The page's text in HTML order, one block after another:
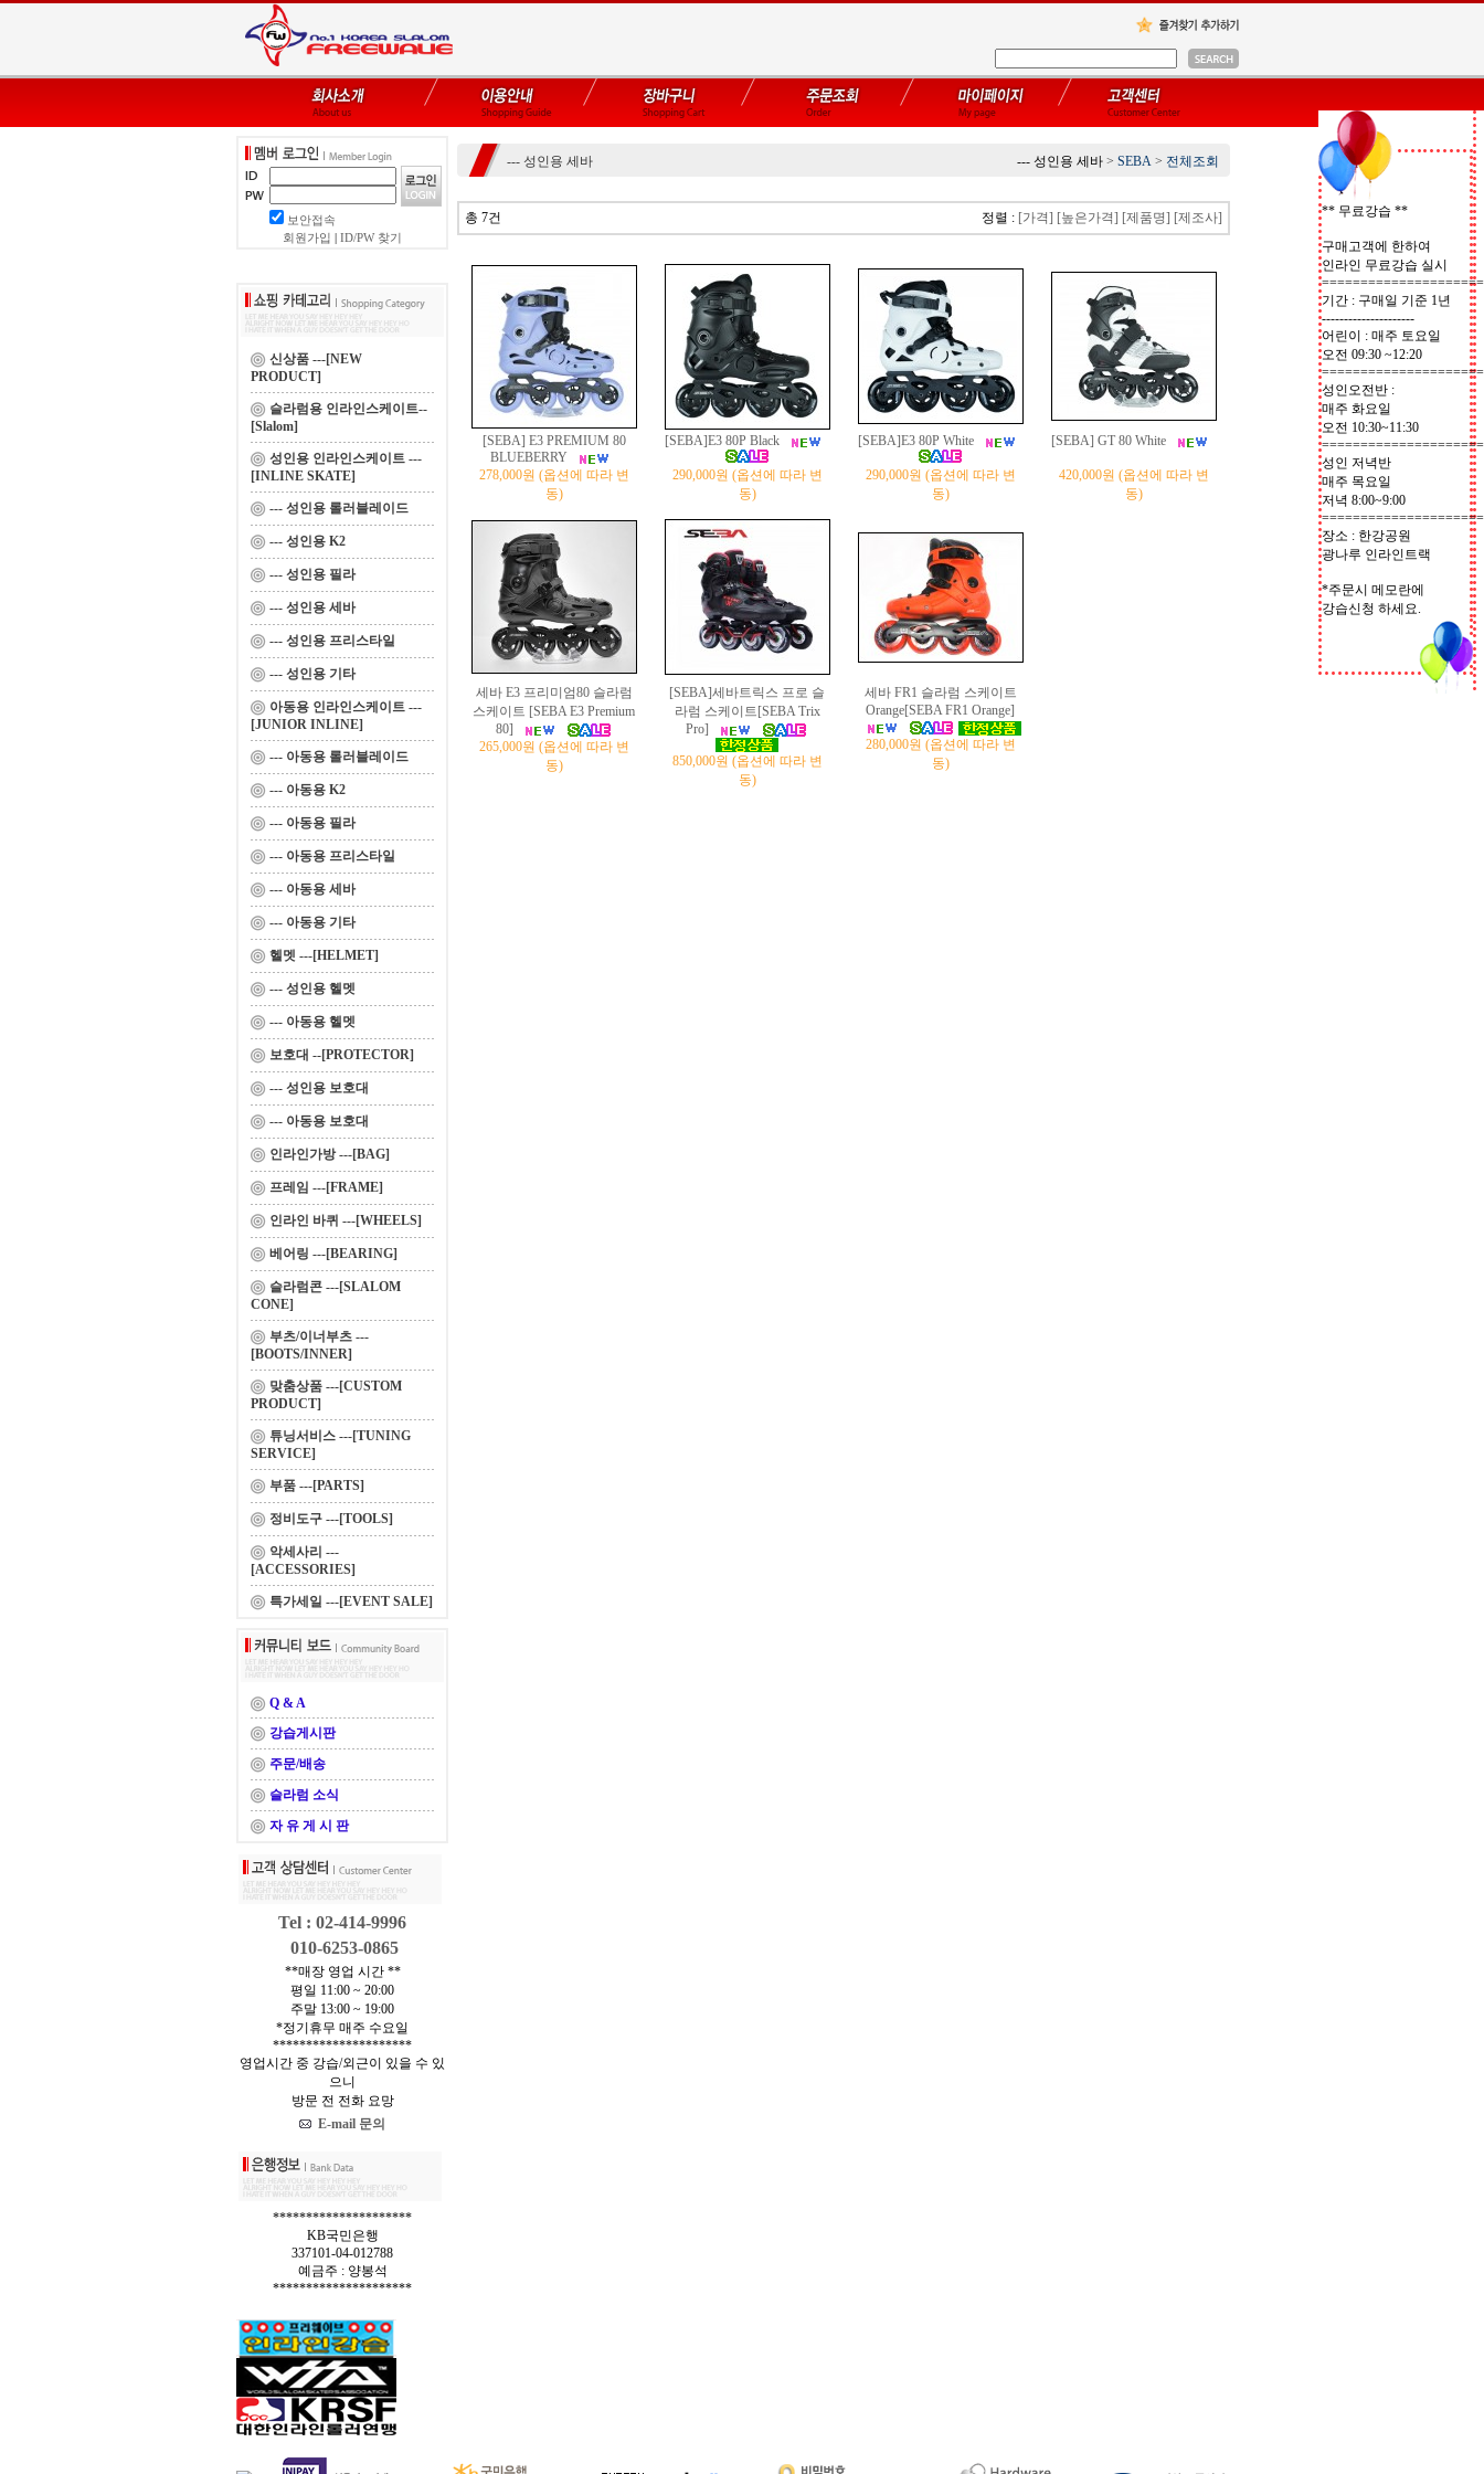
보안접속
회원가입
ID/PW 찾기
신상품 ---[NEW
PRODUCT]
슬라럼용 인라인스케이트--
[Slalom]
성인용 인라인스케이트 ---
[INLINE SKATE]
--- 성인용 롤러블레이드
--- 성인용 K2
--- 성인용 필라
--- 성인용 세바
--- 성인용 프리스타일
--- 성인용 기타
아동용 인라인스케이트 ---
[JUNIOR INLINE]
--- 아동용 롤러블레이드
--- 아동용 K2
--- 아동용 필라
--- 아동용 프리스타일
--- 아동용 세바
--- 아동용 기타
헬멧 ---[HELMET]
--- 성인용 헬멧
--- 아동용 헬멧
보호대 --[PROTECTOR]
--- 성인용 보호대
--- 아동용 보호대
인라인가방 ---[BAG]
프레임 ---[FRAME]
인라인 바퀴 ---[WHEELS]
베어링 ---[BEARING]
슬라럼콘 ---[SLALOM
CONE]
부츠/이너부츠 ---
[BOOTS/INNER]
맞춤상품 ---[CUSTOM
PRODUCT]
튜닝서비스 ---[TUNING
SERVICE]
부품 ---[PARTS]
정비도구 ---[TOOLS]
악세사리 ---
[ACCESSORIES]
특가세일 ---[EVENT SALE]
Q & A
강습게시판
주문/배송
슬라럼 소식
자 유 게 시 판
Tel : 02-414-9996
010-6253-0865
**매장 영업 시간 **
평일 11:00 ~ 20:00
주말 13:00 ~ 19:00
*정기휴무 매주 수요일
*********************
영업시간 중 강습/외근이 있을 수 있
으니
방문 전 전화 요망
E-mail 문의
*********************
KB국민은행
337101-04-012788
예금주 : 양봉석
*********************
--- 성인용 세바 --- 성인용 세바 > SEBA > 전체조회
총 7건 정렬 : [가격] [높은가격] [제품명] [제조사]
[SEBA] E3 PREMIUM 80
BLUEBERRY
278,000원 (옵션에 따라 변
동)
[SEBA]E3 80P Black
290,000원 (옵션에 따라 변
동)
[SEBA]E3 80P White
290,000원 (옵션에 따라 변
동)
[SEBA] GT 80 White
420,000원 (옵션에 따라 변
동)
세바 E3 프리미엄80 슬라럼
스케이트 [SEBA E3 Premium
80]
265,000원 (옵션에 따라 변
동)
[SEBA]세바트릭스 프로 슬
라럼 스케이트[SEBA Trix
Pro]
850,000원 (옵션에 따라 변
동)
세바 FR1 슬라럼 스케이트
Orange[SEBA FR1 Orange]
280,000원 (옵션에 따라 변
동)
** 무료강습 **
구매고객에 한하여
인라인 무료강습 실시
=====================
기간 : 구매일 기준 1년
---------------------
어린이 : 매주 토요일
오전 09:30 ~12:20
=====================
성인오전반 :
매주 화요일
오전 10:30~11:30
=====================
성인 저녁반
매주 목요일
저녁 8:00~9:00
=====================
장소 : 한강공원
광나루 인라인트랙
*주문시 메모란에
강습신청 하세요.